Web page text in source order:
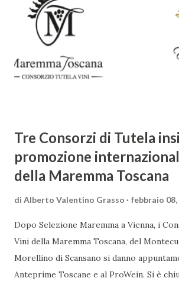
meraviglia, l'ostentazione della tecnica e
sorprendente. Marino visse in un'epoca di
cambiamenti culturali e sociali, e la sua
complessità. L'Adone è un poema epico-
canti, composto da oltre 40.000 versi.
Tre Consorzi di Tutela
promozione
della Maremma Toscana
di Alberto Valentino Grasso febbraio 08,
Dopo Selezione Maremma a Vienna, i
Vini della Maremma Toscana, del
Morellino di Scansano si danno
Anteprime Toscane e al ProWein. Si è